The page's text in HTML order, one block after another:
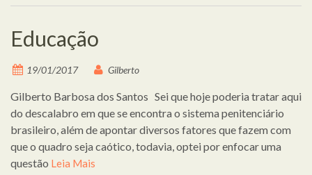
Educação
19/01/2017 Gilberto
Gilberto Barbosa dos Santos Sei que hoje poderia tratar aqui
do descalabro em que se encontra o sistema penitenciário
brasileiro, além de apontar diversos fatores que fazem com
que o quadro seja caótico, todavia, optei por enfocar uma
questão Leia Mais